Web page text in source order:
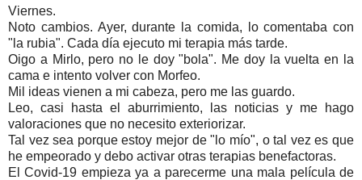
Viernes.
Noto cambios. Ayer, durante la comida, lo comentaba con
"la rubia". Cada día ejecuto mi terapia más tarde.
Oigo a Mirlo, pero no le doy "bola". Me doy la vuelta en la
cama e intento volver con Morfeo.
Mil ideas vienen a mi cabeza, pero me las guardo.
Leo, casi hasta el aburrimiento, las noticias y me hago
valoraciones que no necesito exteriorizar.
Tal vez sea porque estoy mejor de "lo mío", o tal vez es que
he empeorado y debo activar otras terapias benefactoras.
El Covid-19 empieza ya a parecerme una mala película de